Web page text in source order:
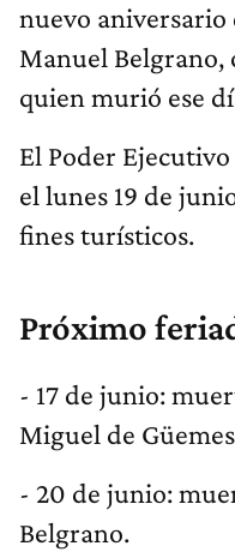
nuevo
Manuel Belgrano,
quien murió ese
El Poder
el lunes 19 de
fines turísticos.
Próximo
- 17 de junio:
Miguel de
- 20 de junio:
Belgrano.